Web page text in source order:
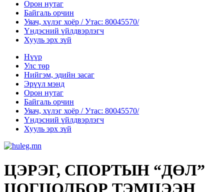
Орон нутаг
Байгаль орчин
Уяач, хүлэг хоёр / Утас: 80045570/
Үндэсний үйлдвэрлэгч
Хууль эрх зүй
Нүүр
Улс төр
Нийгэм, эдийн засаг
Эрүүл мэнд
Орон нутаг
Байгаль орчин
Уяач, хүлэг хоёр / Утас: 80045570/
Үндэсний үйлдвэрлэгч
Хууль эрх зүй
ЦЭРЭГ, СПОРТЫН “ДӨЛ”